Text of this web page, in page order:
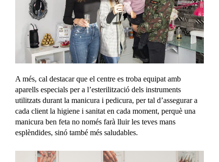
A més, cal destacar que el centre es troba equipat amb
aparells especials per a l’esterilització dels instruments
utilitzats durant la manicura i pedicura, per tal d’assegurar a
cada client la higiene i sanitat en cada moment, perquè una
manicura ben feta no només farà lluir les teves mans
esplèndides, sinó també més saludables.